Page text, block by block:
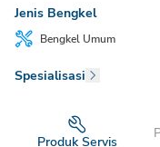
Jenis Bengkel
Bengkel Umum
Spesialisasi
Produk Servis